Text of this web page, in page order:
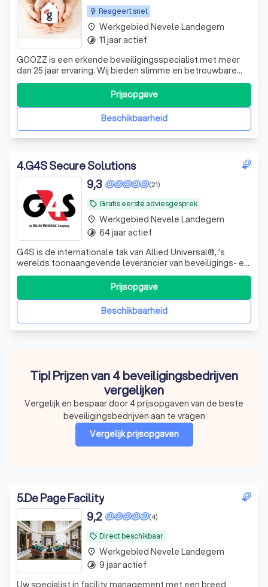
Reageert snel
GOOZZ is een erkende beveiligingsspecialist met meer
dan 25 jaar ervaring. Wij bieden slimme en betrouwbare
beveiligingsoplossingen met een sterke focus op
kwaliteit en een correcte prijs.
Beschikbaarheid
Prijsopgave
place Werkgebied Nevele Landegem
timelapse 11 jaar actief
4.G4S Secure Solutions
local_offer Gratis eerste adviesgesprek
(21)
9,3
G4S is de internationale tak van Allied Universal®, 's
werelds toonaangevende leverancier van beveiligings- en
facilitaire diensten en een vertrouwde partner voor meer
dan 400 van de Fortune 500-bedrijven. Het bedrijf levert
ongeëvenaarde klantrelaties, innovatieve oplossingen,
geavanceerde slimme tBeschikbaarheid
Prijsopgave
place Werkgebied Nevele Landegem
timelapse 64 jaar actief
Tip! Prijzen van 4 beveiligingsbedrijven
vergelijken
Vergelijk en bespaar door 4 prijsopgaven van de beste
beveiligingsbedrijven aan te vragen
Vergelijk prijsopgaven
5.De Page Facility
local_offer Direct beschikbaar
(4)
9,2
Uw specialist in facility management met een breed
place Werkgebied Nevele Landegem
timelapse 9 jaar actief